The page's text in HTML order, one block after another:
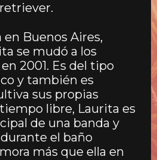
en Buenos Aires,
se mudó a los
2001. Es del tipo
y también es
sus propias
libre, Laurita es
de una banda y
el baño
más que ella en